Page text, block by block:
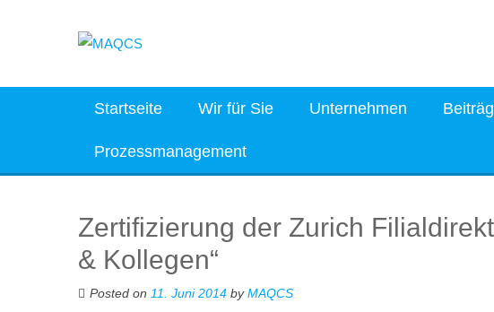
Startseite Wir für Sie Unternehmen
Prozessmanagement
Zertifizierung der Zurich
& Kollegen“
Posted on 11. Juni 2014 byMAQCS